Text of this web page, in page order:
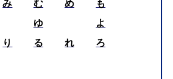
み む め
も
ゆ
よ
り る れ
ろ